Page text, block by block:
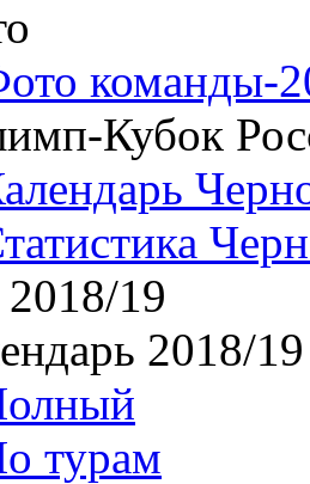
команды-
Кубок
19
2018/19
турам